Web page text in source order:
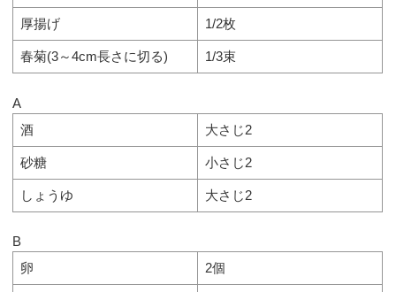
厚揚げ 1/2枚
春菊(3～4cm長さに切る) 1/3束
A
酒
大さじ2
砂糖 小さじ2
しょうゆ 大さじ2
B
卵
2個